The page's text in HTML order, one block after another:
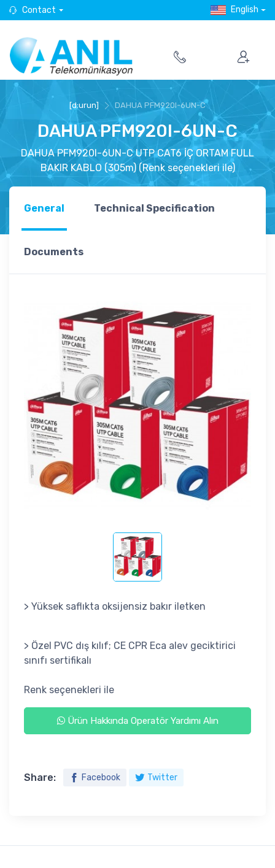
Contact English
[d:urun] DAHUA PFM920I-6UN-C
DAHUA PFM920I-6UN-C
DAHUA PFM920I-6UN-C UTP CAT6 İÇ ORTAM FULL
BAKIR KABLO (305m) (Renk seçenekleri ile)
General Technical Specification
Documents
> Yüksek saflıkta oksijensiz bakır iletken
> Özel PVC dış kılıf; CE CPR Eca alev geciktirici
sınıfı sertifikalı
Renk seçenekleri ile
Ürün Hakkında Operatör Yardımı Alın
Share: Facebook Twitter